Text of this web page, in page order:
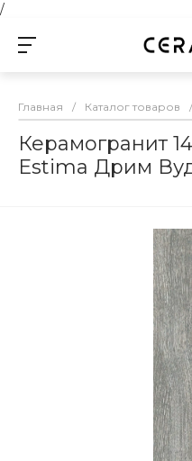
/
Главная / Каталог товаров /
Керамогранит
Estima Дрим